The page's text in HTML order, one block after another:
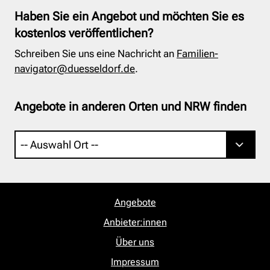
Haben Sie ein Angebot und möchten Sie es
kostenlos veröffentlichen?
Schreiben Sie uns eine Nachricht an Familien-
navigator@duesseldorf.de.
Angebote in anderen Orten und NRW finden
Angebote
Anbieter:innen
Über uns
Impressum